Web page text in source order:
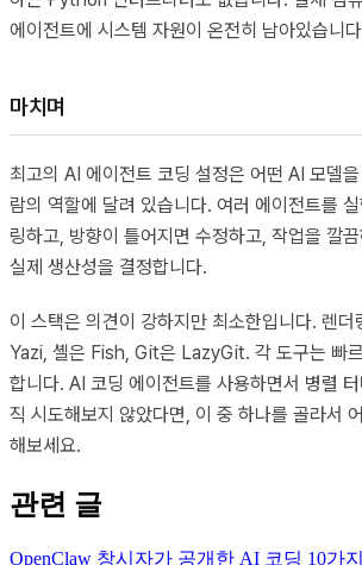
에이전트에 시스템 자원이 온전히 남아있습니
마치며
최고의 AI 에이전트 코딩 설정은 어떤 AI 모델
람의 역할에 달려 있습니다. 여러 에이전트를
링하고, 방향이 틀어지면 수정하고, 작업을 깔
실제 생산성을 결정합니다.
이 스택은 의견이 강하지만 최소한입니다. 렌
Yazi, 셸은 Fish, Git은 LazyGit. 각 도구는 빠
합니다. AI 코딩 에이전트를 사용하면서 병렬
직 시도해보지 않았다면, 이 중 하나를 골라서
해보세요.
관련 글
OpenClaw 창시자가 공개한 AI 코딩 10가